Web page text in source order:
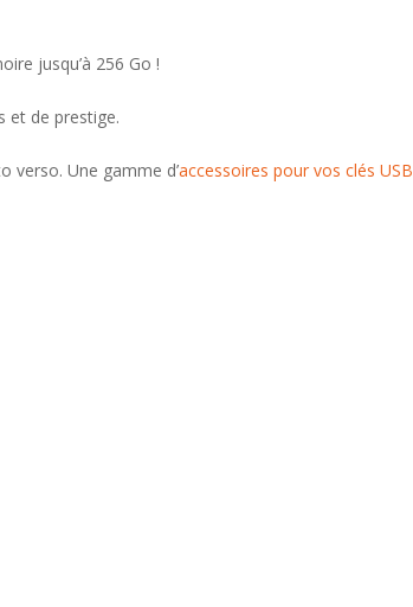
jusqu’à 256 Go !
et de prestige.
verso. Une gamme d’accessoires pour vos clés USB